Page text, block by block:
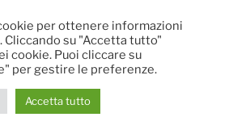
carta d’identità, patente
l’amministratore potrà
inserire altri utenti chiave per
per ottenere informazioni
su "Accetta tutto"
cookie. Puoi cliccare su
per gestire le preferenze.
Accetta tutto